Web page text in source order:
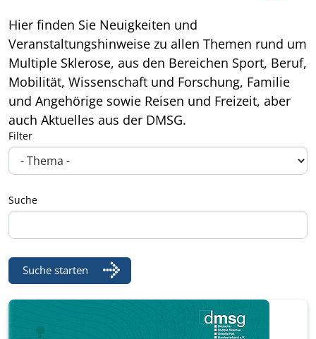
Hier finden Sie Neuigkeiten und
Veranstaltungshinweise zu allen Themen rund um
Multiple Sklerose, aus den Bereichen Sport, Beruf,
Mobilität, Wissenschaft und Forschung, Familie
und Angehörige sowie Reisen und Freizeit, aber
auch Aktuelles aus der DMSG.
Filter
Suche